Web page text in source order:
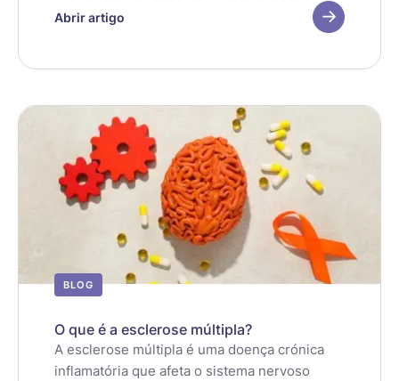
das pessoas com Diabetes.
Abrir artigo
BLOG
O que é a esclerose múltipla?
A esclerose múltipla é uma doença crónica
inflamatória que afeta o sistema nervoso